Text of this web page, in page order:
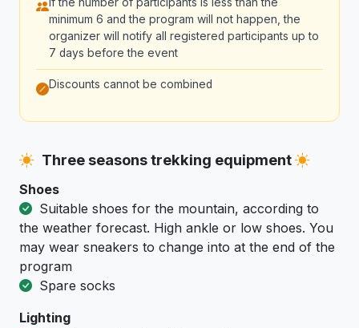
minimum 6 and the program will not happen, the
organizer will notify all registered participants up to
7 days before the event
Discounts cannot be combined
Three seasons trekking equipment
Shoes
Suitable shoes for the mountain, according to
the weather forecast. High ankle or low shoes. You
may wear sneakers to change into at the end of the
program
Spare socks
Lighting